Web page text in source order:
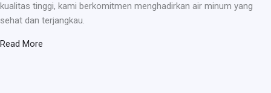
kualitas tinggi, kami berkomitmen menghadirkan air minum yang
sehat dan terjangkau.
Read More